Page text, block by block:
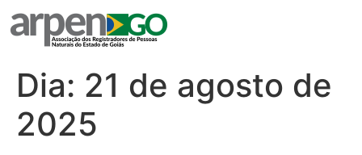
Dia: 21 de agosto de
2025